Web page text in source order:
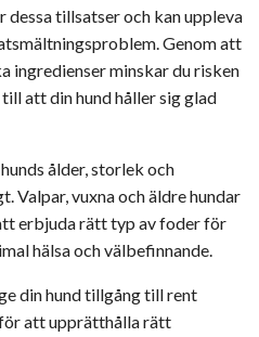
dessa tillsatser och kan uppleva
Genom att
ingredienser minskar du risken
att din hund håller sig glad
ålder, storlek och
Valpar, vuxna och äldre hundar
erbjuda rätt typ av foder för
hälsa och välbefinnande.
din hund tillgång till rent
att upprätthålla rätt